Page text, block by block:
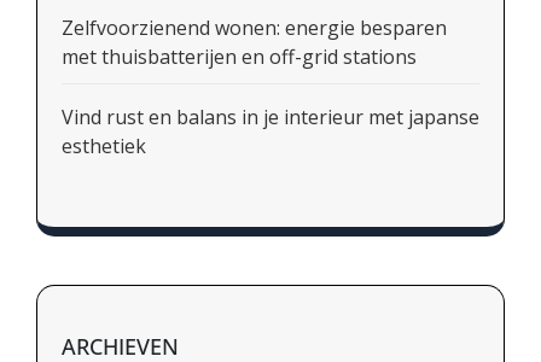
Zelfvoorzienend wonen: energie besparen
met thuisbatterijen en off-grid stations
Vind rust en balans in je interieur met japanse
esthetiek
ARCHIEVEN